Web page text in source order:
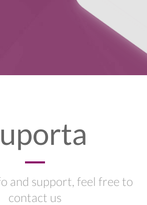
and support, feel free to
contact us